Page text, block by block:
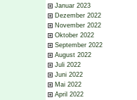
Januar 2023
Dezember 2022
November 2022
Oktober 2022
September 2022
August 2022
Juli 2022
Juni 2022
Mai 2022
April 2022